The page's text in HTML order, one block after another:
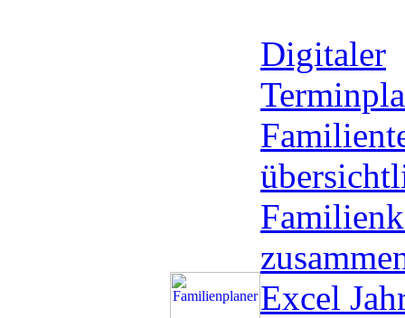
Digitaler
Excel